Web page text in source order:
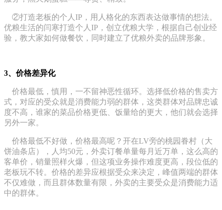
②打造老板的个人IP，用人格化的东西表达做事情的想法。
优粮生活的闫寒打造个人IP，创立优粮大学，根据自己创业经
验，教大家如何做餐饮，同时建立了优粮外卖的品牌形象。
3、价格差异化
价格最低，慎用，一不留神恶性循环。选择低价格的售卖方
式，对应的受众就是消费能力弱的群体，这类群体对品牌忠诚
度不高，谁家的菜品价格更低、饭量给的更大，他们就会选择
另外一家。
价格最低不好做，价格最高呢？开在LV旁的桃园眷村（大
饼油条店），人均50元，外卖订餐单量每月近万单，这么高的
客单价，销量照样火爆，但这项业务操作难度更高，段位低的
老板玩不转。价格的差异应根据受众来决定，峰值两端的群体
不仅难做，而且群体数量有限，外卖的主要受众是消费能力适
中的群体。